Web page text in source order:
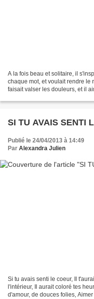
A la fois beau et solitaire, il
chaque mot, et voulait rendre le
faisait valser les douleurs, et il
SI TU AVAIS SENTI
Publié le 24/04/2013 à 14:49
Par Alexandra Julien
Si tu avais senti le coeur, Il
l'intérieur, Il aurait coloré tes
d'amour, de douces folies,